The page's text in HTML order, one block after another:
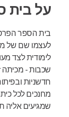
על בית
לעצמו שם של
לימודית לצד
שכבות - מכיתה
חדשניות
מחנכים לכל
שמגיעים אליה